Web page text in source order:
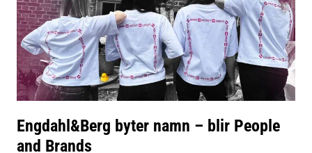
Engdahl&Berg byter namn – blir People
and Brands